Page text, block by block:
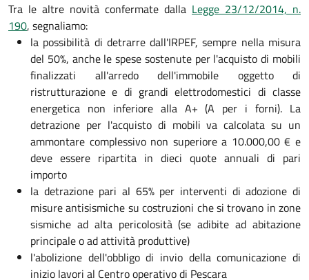
Tra le altre novità confermate dalla Legge 23/12/2014, n.
190, segnaliamo:
la possibilità di detrarre dall'IRPEF, sempre nella misura
del 50%, anche le spese sostenute per l'acquisto di mobili
finalizzati all'arredo dell'immobile oggetto di
ristrutturazione e di grandi elettrodomestici di classe
energetica non inferiore alla A+ (A per i forni). La
detrazione per l'acquisto di mobili va calcolata su un
ammontare complessivo non superiore a 10.000,00 € e
deve essere ripartita in dieci quote annuali di pari
importo
la detrazione pari al 65% per interventi di adozione di
misure antisismiche su costruzioni che si trovano in zone
sismiche ad alta pericolosità (se adibite ad abitazione
principale o ad attività produttive)
l'abolizione dell'obbligo di invio della comunicazione di
inizio lavori al Centro operativo di Pescara